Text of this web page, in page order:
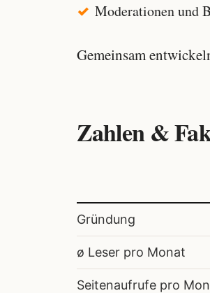
Moderationen und
Gemeinsam
Zahlen &
Gründung
ø Leser pro Monat
Seitenaufrufe pro